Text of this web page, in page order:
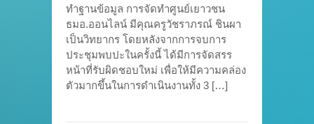
ทำฐานข้อมูล การจัดทำศูนย์เยาวชน
ธมอ.ออนไลน์ มีคุณครูวัชราภรณ์ ชินผา
เป็นวิทยากร โดยหลังจากการจบการ
ประชุมพบปะในครั้งนี้ ได้มีการจัดสรร
หน้าที่รับผิดชอบใหม่ เพื่อให้มีความคล่อง
ตัวมากขึ้นในการดำเนินงานทั้ง 3 […]